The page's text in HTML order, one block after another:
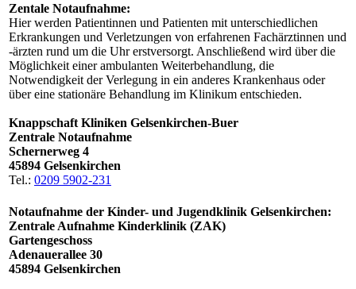
Zentale Notaufnahme:
Hier werden Patientinnen und Patienten mit unterschiedlichen
Erkrankungen und Verletzungen von erfahrenen Fachärztinnen und
-ärzten rund um die Uhr erstversorgt. Anschließend wird über die
Möglichkeit einer ambulanten Weiterbehandlung, die
Notwendigkeit der Verlegung in ein anderes Krankenhaus oder
über eine stationäre Behandlung im Klinikum entschieden.
Knappschaft Kliniken Gelsenkirchen-Buer
Zentrale Notaufnahme
Schernerweg 4
45894 Gelsenkirchen
Tel.: 0209 5902-231
Notaufnahme der Kinder- und Jugendklinik Gelsenkirchen:
Zentrale Aufnahme Kinderklinik (ZAK)
Gartengeschoss
Adenauerallee 30
45894 Gelsenkirchen